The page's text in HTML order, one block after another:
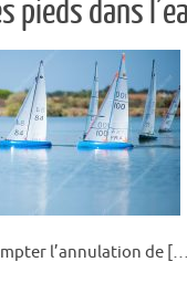
pieds dans
l’annulation de